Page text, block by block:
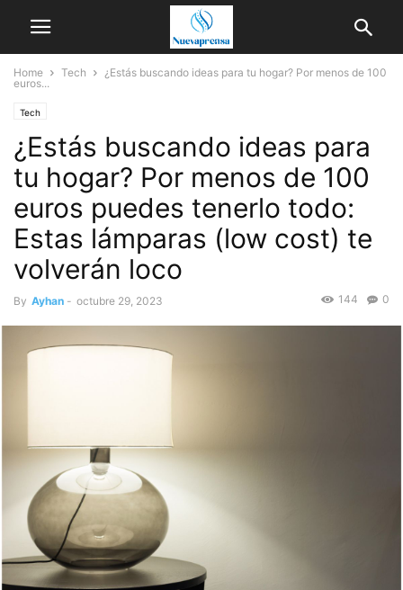
Home Tech
¿Estás buscando ideas para tu hogar? Por menos de 100
euros...
Tech
¿Estás buscando ideas para
tu hogar? Por menos de 100
euros puedes tenerlo todo:
Estas lámparas (low cost) te
volverán loco
By Ayhan - octubre 29, 2023 0
144